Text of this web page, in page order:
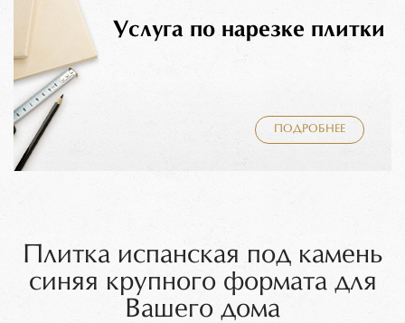
Услуга по нарезке плитки
ПОДРОБНЕЕ
Плитка испанская под камень
синяя крупного формата для
Вашего дома